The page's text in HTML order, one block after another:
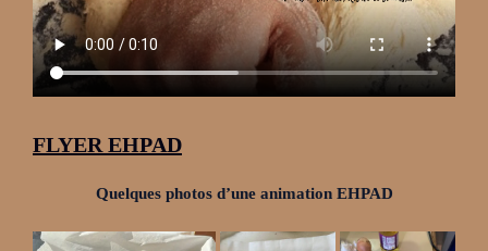
FLYER EHPAD
Quelques photos d’une animation EHPAD